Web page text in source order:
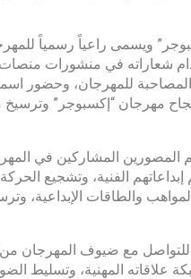
شعاراته في منشورات منصات
المصاحبة للمهرجان، وحضور
“إكسبوجر” وترسيخ
المصورين المشاركين في
إبداعاتهم الفنية، وتشجيع
والطاقات الإبداعية،
مع ضيوف المهرجان
علاقاته المهنية، وتسليط